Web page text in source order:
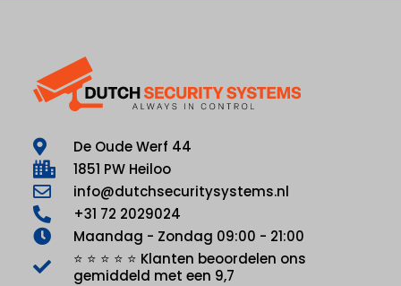
De Oude Werf 44
1851 PW Heiloo
info@dutchsecuritysystems.nl
+31 72 2029024
Maandag - Zondag 09:00 - 21:00
⭐ ⭐ ⭐ ⭐ ⭐ Klanten beoordelen ons
gemiddeld met een 9,7